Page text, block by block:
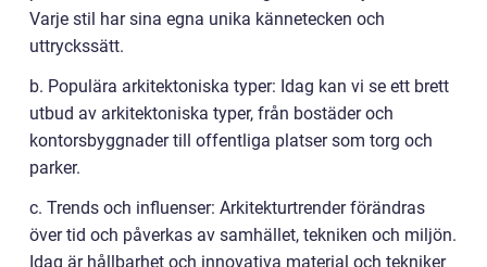
Varje stil har sina egna unika kännetecken och
uttryckssätt.
b. Populära arkitektoniska typer: Idag kan vi se ett brett
utbud av arkitektoniska typer, från bostäder och
kontorsbyggnader till offentliga platser som torg och
parker.
c. Trends och influenser: Arkitekturtrender förändras
över tid och påverkas av samhället, tekniken och miljön.
Idag är hållbarhet och innovativa material och tekniker